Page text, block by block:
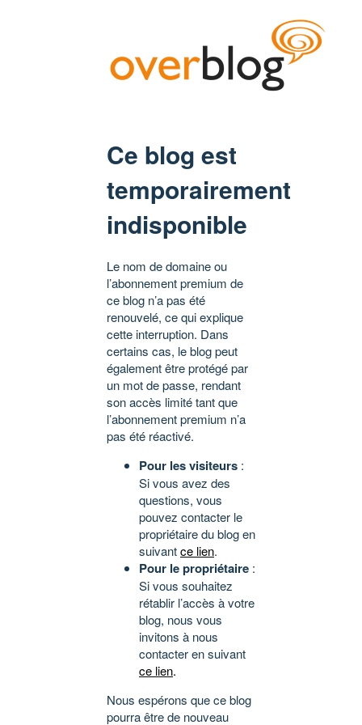
Ce blog est
temporairement
indisponible
Le nom de domaine ou
l’abonnement premium de
ce blog n’a pas été
renouvelé, ce qui explique
cette interruption. Dans
certains cas, le blog peut
également être protégé par
un mot de passe, rendant
son accès limité tant que
l’abonnement premium n’a
pas été réactivé.
Pour les visiteurs :
Si vous avez des
questions, vous
pouvez contacter le
propriétaire du blog en
suivantce lien.
Pour le propriétaire :
Si vous souhaitez
rétablir l’accès à votre
blog, nous vous
invitons à nous
contacter en suivant
ce lien.
Nous espérons que ce blog
pourra être de nouveau